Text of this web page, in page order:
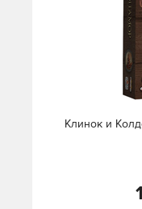
Клинок и